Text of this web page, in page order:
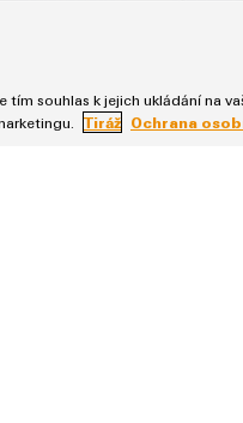
souhlas k jejich ukládání na
Tiráž Ochrana